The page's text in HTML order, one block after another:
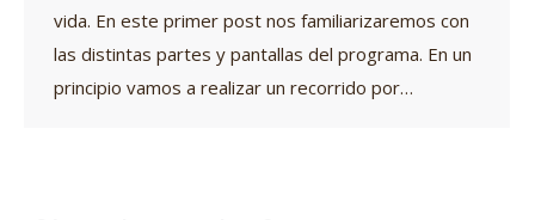
vida. En este primer post nos familiarizaremos con
las distintas partes y pantallas del programa. En un
principio vamos a realizar un recorrido por…